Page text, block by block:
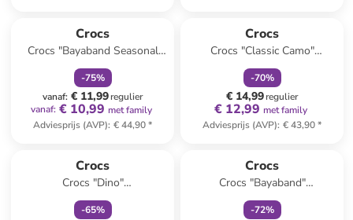
Crocs
Crocs "Bayaband Seasonal
Printed" grijs/zwart/rood
-75%
vanaf: € 11,99regulier
vanaf: € 10,99 met family
Adviesprijs (AVP): € 44,90*
Crocs
Crocs "Classic Camo"
grijs/zwart
-70%
€ 14,99regulier
€ 12,99 met family
Adviesprijs (AVP): € 43,90*
Crocs
Crocs "Dino"
zwart/meerkleurig
-65%
Crocs
Crocs "Bayaband"
grijs/citroengroen
-72%